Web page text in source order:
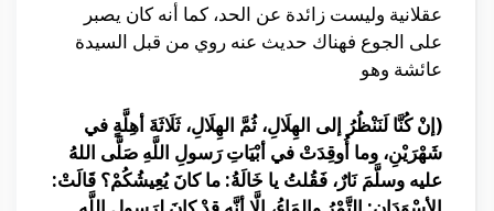
عقلانية وليست زائدة عن الحد، كما أنه كان يصبر
على الجوع فهناك حديث عنه روي من قبل السيدة
عائشة وهو
(إنْ كُنَّا لَنَنْظُرُ إلى الهِلَالِ، ثُمَّ الهِلَالِ، ثَلَاثَةَ أهِلَّةٍ في
شَهْرَيْنِ، وما أُوقِدَتْ في أبْيَاتِ رَسولِ اللَّهِ صَلَّى اللهُ
عليه وسلَّمَ نَارٌ، فَقُلتُ يا خَالَةُ: ما كانَ يُعِيشُكُمْ؟ قَالَتْ: